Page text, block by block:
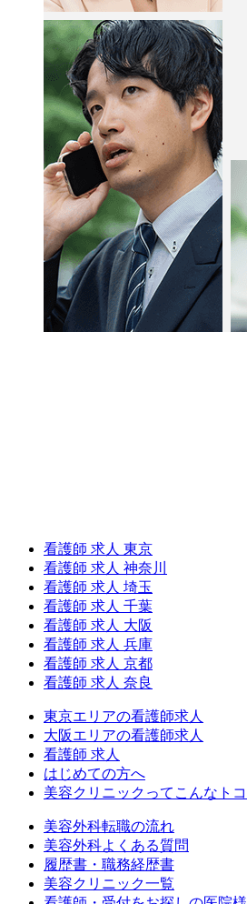
看護師 求人 東京
看護師 求人 神奈川
看護師 求人 埼玉
看護師 求人 千葉
看護師 求人 大阪
看護師 求人 兵庫
看護師 求人 京都
看護師 求人 奈良
東京エリアの看護師求人
大阪エリアの看護師求人
看護師 求人
はじめての方へ
美容クリニックってこんなトコ
美容外科転職の流れ
美容外科よくある質問
履歴書・職務経歴書
美容クリニック一覧